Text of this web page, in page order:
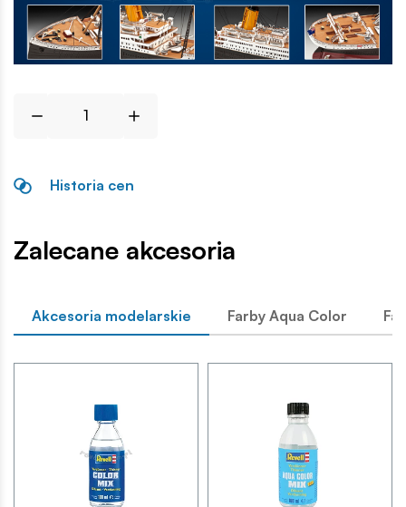
Historia cen
Zalecane akcesoria
Akcesoria modelarskie Farby Aqua Color